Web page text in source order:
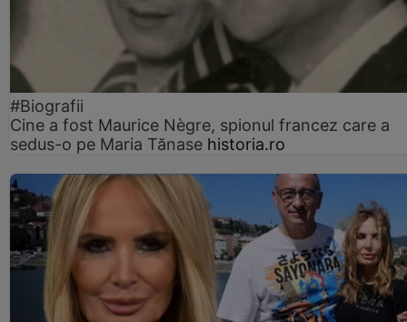
#Biografii
Cine a fost Maurice Nègre, spionul francez care a
sedus-o pe Maria Tănase historia.ro